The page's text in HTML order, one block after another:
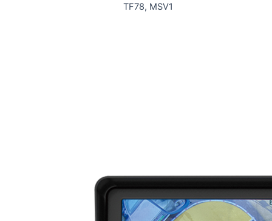
TF78, MSV1